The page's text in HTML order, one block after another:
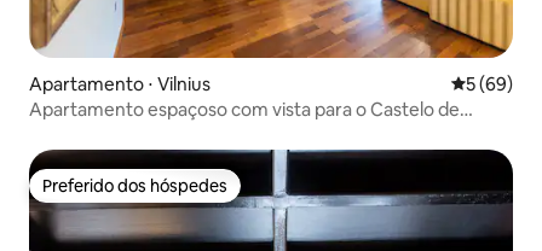
Apartamento ⋅ Vilnius 5 de uma
5 (69)
Apartamento espaçoso com vista para o Castelo de
Preferido dos hóspedes
Preferido dos hóspedes